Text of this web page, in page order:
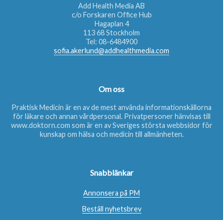
Add Health Media AB
c/o Forskaren Office Hub
Hagaplan 4
113 68 Stockholm
Tel: 08-6484900
sofia.akerlund@addhealthmedia.com
Om oss
Praktisk Medicin är en av de mest använda informationskällorna
för läkare och annan vårdpersonal. Privatpersoner hänvisas till
www.doktorn.com som är en av Sveriges största webbsidor för
kunskap om hälsa och medicin till allmänheten.
Snabblänkar
Annonsera på PM
Beställ nyhetsbrev